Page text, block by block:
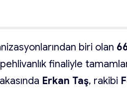
biri olan
finaliyle
Erkan Taş, rakibi